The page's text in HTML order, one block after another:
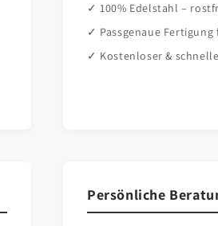
✓ 100% Edelstahl –
✓ Passgenaue
✓ Kostenloser &
Persönliche